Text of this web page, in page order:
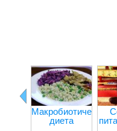
Макробиотическая
диета